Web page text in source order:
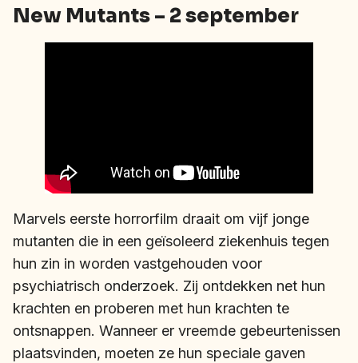
New Mutants – 2 september
Marvels eerste horrorfilm draait om vijf jonge
mutanten die in een geïsoleerd ziekenhuis tegen
hun zin in worden vastgehouden voor
psychiatrisch onderzoek. Zij ontdekken net hun
krachten en proberen met hun krachten te
ontsnappen. Wanneer er vreemde gebeurtenissen
plaatsvinden, moeten ze hun speciale gaven